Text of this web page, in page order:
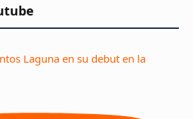
Laguna en su debut en la